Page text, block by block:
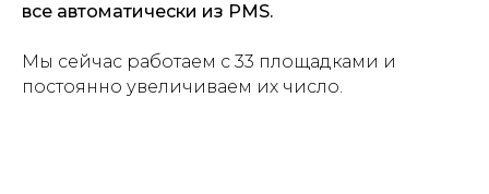
все автоматически из PMS.
Мы сейчас работаем с 33 площадками и
постоянно увеличиваем их число.